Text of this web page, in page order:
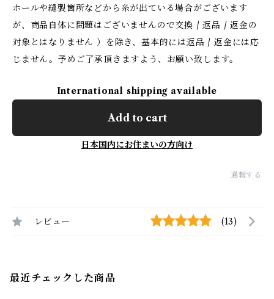
ホールや縫製箇所などから糸が出ている場合がございます
が、商品自体に問題はございませんので交換 / 返品 / 返金の
対象とはなりません ）を除き、基本的には返品 / 返金には応
じません。予めご了承頂きますよう、お願い致します。
International shipping available
Add to cart
日本国内にお住まいの方向け
通報する
レビュー (13)
最近チェックした商品